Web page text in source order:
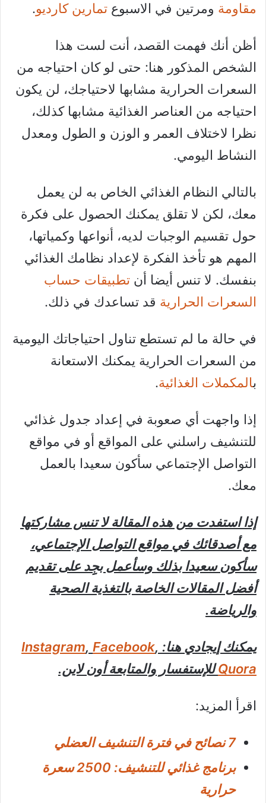
مقاومة ومرتين في الاسبوع تمارين كارديو.
أظن أنك فهمت القصد، أنت لست هذا
الشخص المذكور هنا: حتى لو كان احتياجه من
السعرات الحرارية مشابها لاحتياجك، لن يكون
احتياجه من العناصر الغذائية مشابها كذلك،
نظرا لاختلاف العمر و الوزن و الطول ومعدل
النشاط اليومي.
بالتالي النظام الغذائي الخاص به لن يعمل
معك، لكن لا تقلق يمكنك الحصول على فكرة
حول تقسيم الوجبات لديه، أنواعها وكمياتها،
المهم هو تأخذ الفكرة لإعداد نظامك الغذائي
بنفسك. لا تنس أيضا أن تطبيقات حساب
السعرات الحرارية قد تساعدك في ذلك.
في حالة ما لم تستطع تناول احتياجاتك اليومية
من السعرات الحرارية يمكنك الاستعانة
بالمكملات الغذائية.
إذا واجهت أي صعوبة في إعداد جدول غذائي
للتنشيف راسلني على المواقع أو في مواقع
التواصل الإجتماعي سأكون سعيدا بالعمل
معك.
إذا استفدت من هذه المقالة لا تنس مشاركتها
مع أصدقائك في مواقع التواصل الإجتماعي،
سأكون سعيدا بذلك وسأعمل بجِِد على تقديم
أفضل المقالات الخاصة بالتغذية الصحية
والرياضة.
يمكنك إيجادي هنا: Instagram, Facebook,
Quoraللإستفسار والمتابعة أون لاين.
اقرأ المزيد:
7 نصائح في فترة التنشيف العضلي
برنامج غذائي للتنشيف: 2500 سعرة
حرارية